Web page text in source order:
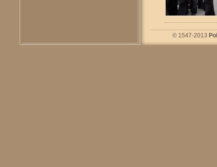
© 1547-2013